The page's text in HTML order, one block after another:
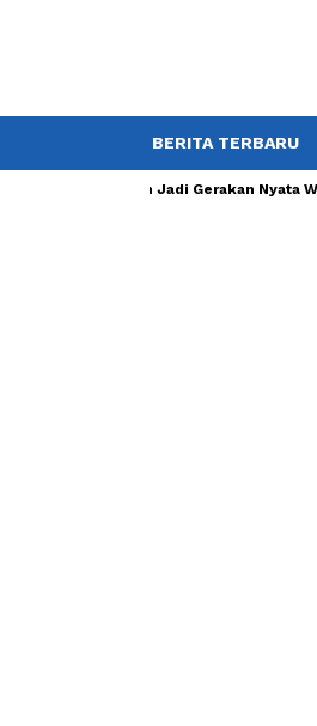
BERITA TERBARU
Jumat Bersih Jadi Gerakan Nyata